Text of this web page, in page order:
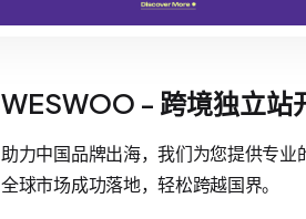
WESWOO - 跨境独立站
助力中国品牌出海，我们为您提供专
全球市场成功落地，轻松跨越国界。